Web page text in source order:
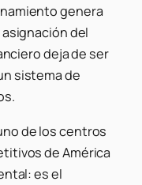
genera
del
deja de ser
sistema de
de los centros
de América
es el